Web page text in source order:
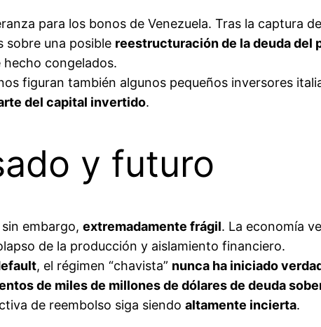
para los bonos de Venezuela. Tras la captura de
sobre una posible reestructuración de la deuda del
congelados.
figuran también algunos pequeños inversores
del capital invertido.
y futuro
embargo, extremadamente frágil. La economía
de la producción y aislamiento financiero.
, el régimen “chavista” nunca ha iniciado
de miles de millones de dólares de deuda
de reembolso siga siendo altamente incierta.